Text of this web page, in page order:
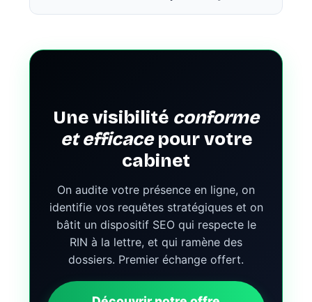
Une visibilité conforme
et efficacepour votre
cabinet
On audite votre présence en ligne, on
identifie vos requêtes stratégiques et on
bâtit un dispositif SEO qui respecte le
RIN à la lettre, et qui ramène des
dossiers. Premier échange offert.